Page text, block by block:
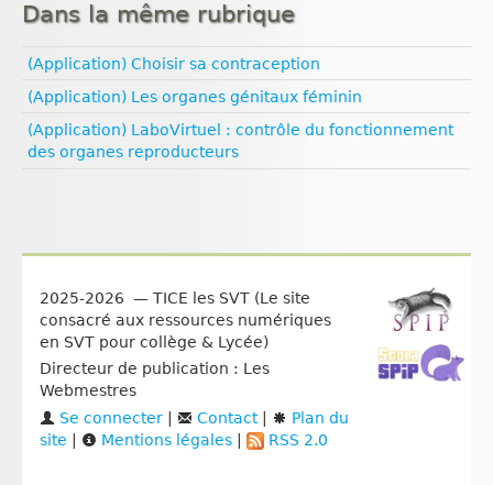
Nutrition
Ressources naturelles et pollution
Nutrition
Reproduction
Reproduction animale
Evolution
Génétique
Géodynamique interne
Ressources naturelles et pollution
Esprit critique
Géologie
Pédagogie
Santé
Vulgarisation scientifique
Dans la même rubrique
(Application) Choisir sa contraception
(Application) Les organes génitaux féminin
(Application) LaboVirtuel : contrôle du fonctionnement
des organes reproducteurs
2025-2026 — TICE les SVT (Le site
consacré aux ressources numériques
en SVT pour collège & Lycée)
Directeur de publication : Les
Webmestres
Se connecter | Contact|
Plan du
site | Mentions légales | RSS 2.0